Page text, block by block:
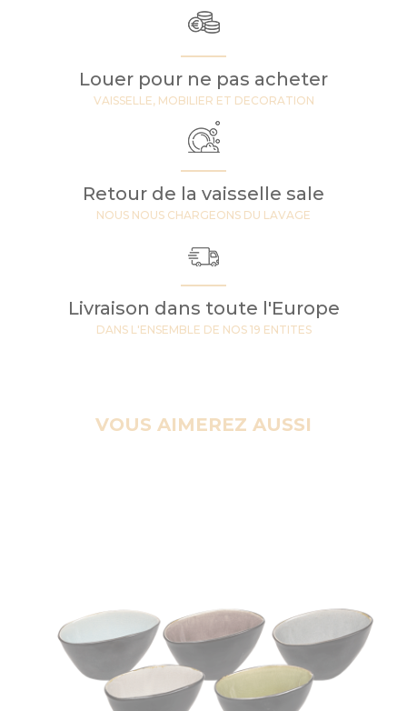
Louer pour ne pas acheter
VAISSELLE, MOBILIER ET DECORATION
Retour de la vaisselle sale
NOUS NOUS CHARGEONS DU LAVAGE
Livraison dans toute l'Europe
DANS L'ENSEMBLE DE NOS 19 ENTITES
VOUS AIMEREZ AUSSI